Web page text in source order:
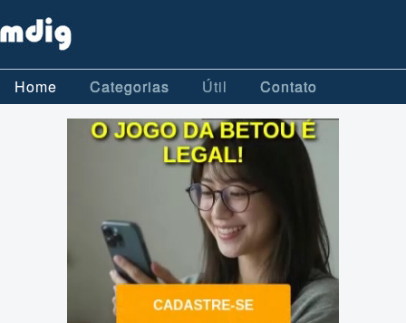
Home Categorias Útil Contato